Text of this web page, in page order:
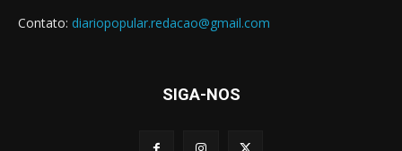
Contato: diariopopular.redacao@gmail.com
SIGA-NOS